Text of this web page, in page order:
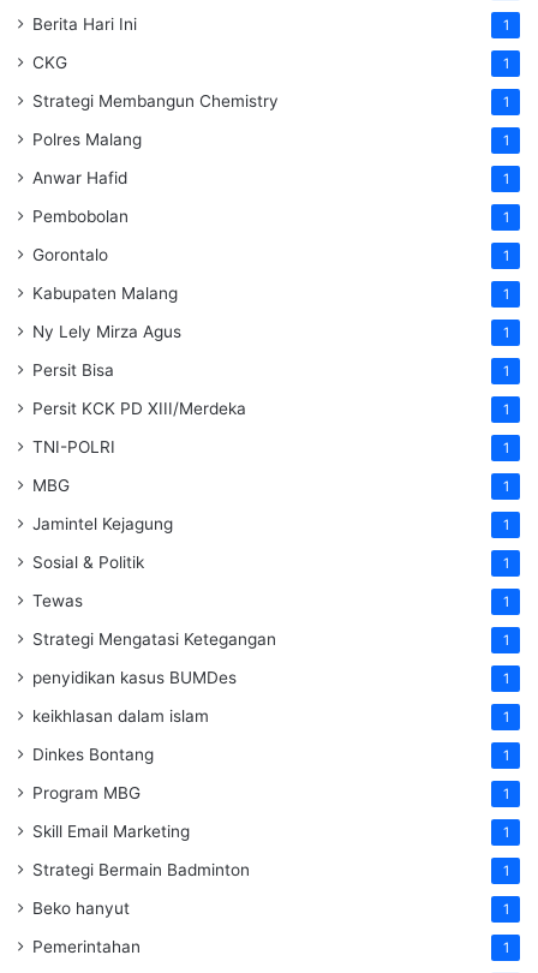
Berita Hari Ini 1
CKG 1
Strategi Membangun Chemistry 1
Polres Malang 1
Anwar Hafid 1
Pembobolan 1
Gorontalo 1
Kabupaten Malang 1
Ny Lely Mirza Agus 1
Persit Bisa 1
Persit KCK PD XIII/Merdeka 1
TNI-POLRI 1
MBG 1
Jamintel Kejagung 1
Sosial & Politik 1
Tewas 1
Strategi Mengatasi Ketegangan 1
penyidikan kasus BUMDes 1
keikhlasan dalam islam 1
Dinkes Bontang 1
Program MBG 1
Skill Email Marketing 1
Strategi Bermain Badminton 1
Beko hanyut 1
Pemerintahan 1